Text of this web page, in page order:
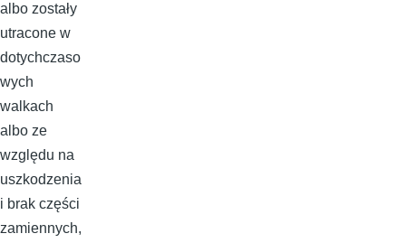
albo zostały
utracone w
dotychczaso
wych
walkach
albo ze
względu na
uszkodzenia
i brak części
zamiennych,